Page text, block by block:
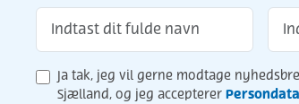
Ja tak, jeg vil gerne modtage
Sjælland, og jeg accepterer